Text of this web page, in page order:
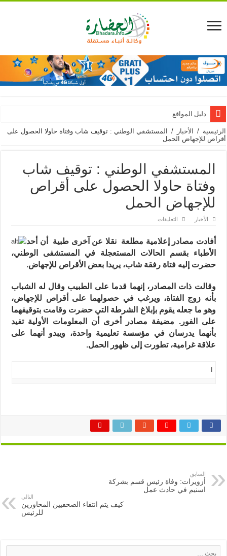
دليل المواقع
الرئيسية / الأخبار / المستشفي الوطني : توقيف شاب وفتاة حاولا الحصول على
أقراص للإجهاض الحمل
المستشفي الوطني : توقيف شاب
وفتاة حاولا الحصول على أقراص
للإجهاض الحمل
الأخبار التعليقات
توقيف
شاب
وفتاة
حاولا
الحصول
أقراص
للإجهاض
الحمل
مغلقة
أفادت مصادر إ علامية مطلعة نقلا عن آخرى طبية أن أحد
الأطباء بقسم الحالات المستعجلة في المستشفى الوطني،
حضرت إليه فتاة رفقة شاب، يريدا بعض الأقراص للإجهاض.
وقالت ذات المصادر، إنهما قدما على الطبيب وقال له الشباب
بأنه زوج الفتاة، ويرغب في حصولهما على أقراص للإجهاض،
وهو ما جعله يقوم بإبلاغ الشرطة التي حضرت وقامت بتوقيفهما
على الفور. مضيفة مصادر أخرى أن المعلومات الأولية تفيد
بأنهما يدرسان في مؤسسة تعليمية واحدة، ويبدو أنهما على
علاقة غرامية، تطورت إلى ظهور الحمل.
ا
السابق
أزويرات: وفاة رئيس قسم بشركة
اسنيم في حادث عمل
التالي
كيف يتم انتقاء الصحفيين المحاورين
للرئيس